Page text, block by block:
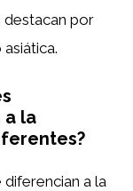
destacan por
a la
diferencian a la